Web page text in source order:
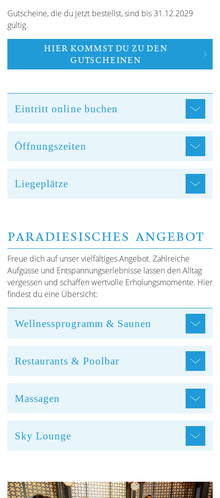
Gutscheine, die du jetzt bestellst, sind bis 31.12.2029
gültig.
HIER KOMMST DU ZU DEN
GUTSCHEINEN
Eintritt online buchen
Öffnungszeiten
Liegeplätze
PARADIESISCHES ANGEBOT
Freue dich auf unser vielfältiges Angebot. Zahlreiche
Aufgüsse und Entspannungserlebnisse lassen den Alltag
vergessen und schaffen wertvolle Erholungsmomente. Hier
findest du eine Übersicht:
Wellnessprogramm & Saunen
Restaurants & Poolbar
Massagen
Sky Lounge